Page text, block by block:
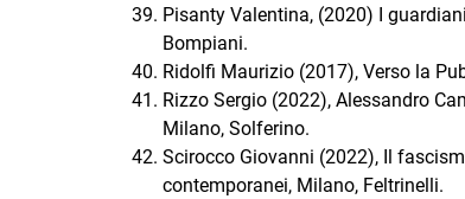
Pisanty Valentina, (2020) I
Bompiani.
Ridolfi Maurizio (2017), Verso la
Rizzo Sergio (2022), Alessandro
Milano, Solferino.
Scirocco Giovanni (2022), Il
contemporanei, Milano, Feltrinelli.